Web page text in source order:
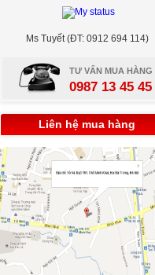
Ms Tuyết (ĐT: 0912 694 114)
TƯ VẤN MUA HÀNG
0987 13 45 45
Liên hệ mua hàng